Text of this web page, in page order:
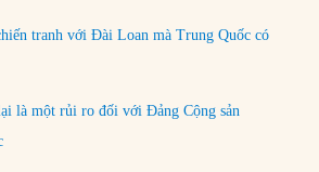
tranh với Đài Loan mà Trung Quốc có
là một rủi ro đối với Đảng Cộng sản